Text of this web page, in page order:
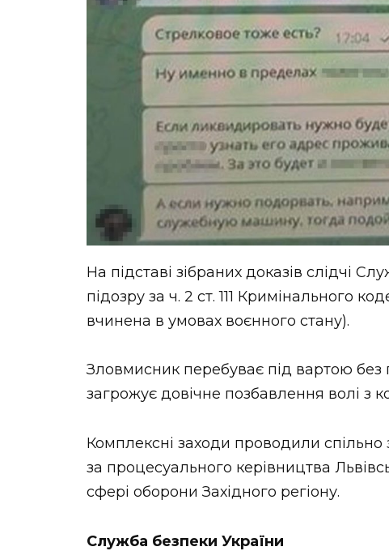
На підставі зібраних доказів слідчі
підозру за ч. 2 ст. 111 Кримінального
вчинена в умовах воєнного стану).
Зловмисник перебуває під вартою
загрожує довічне позбавлення волі з
Комплексні заходи проводили спільно
за процесуального керівництва
сфері оборони Західного регіону.
Служба безпеки України